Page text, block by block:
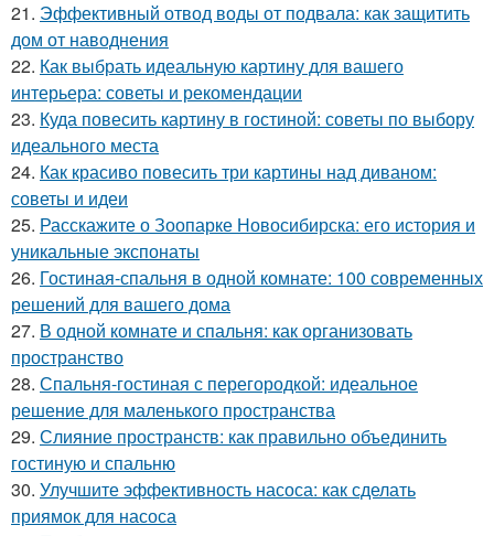
21. Эффективный отвод воды от подвала: как защитить
дом от наводнения
22. Как выбрать идеальную картину для вашего
интерьера: советы и рекомендации
23. Куда повесить картину в гостиной: советы по выбору
идеального места
24. Как красиво повесить три картины над диваном:
советы и идеи
25. Расскажите о Зоопарке Новосибирска: его история и
уникальные экспонаты
26. Гостиная-спальня в одной комнате: 100 современных
решений для вашего дома
27. В одной комнате и спальня: как организовать
пространство
28. Спальня-гостиная с перегородкой: идеальное
решение для маленького пространства
29. Слияние пространств: как правильно объединить
гостиную и спальню
30. Улучшите эффективность насоса: как сделать
приямок для насоса